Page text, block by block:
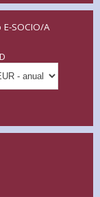
SOCIO/A